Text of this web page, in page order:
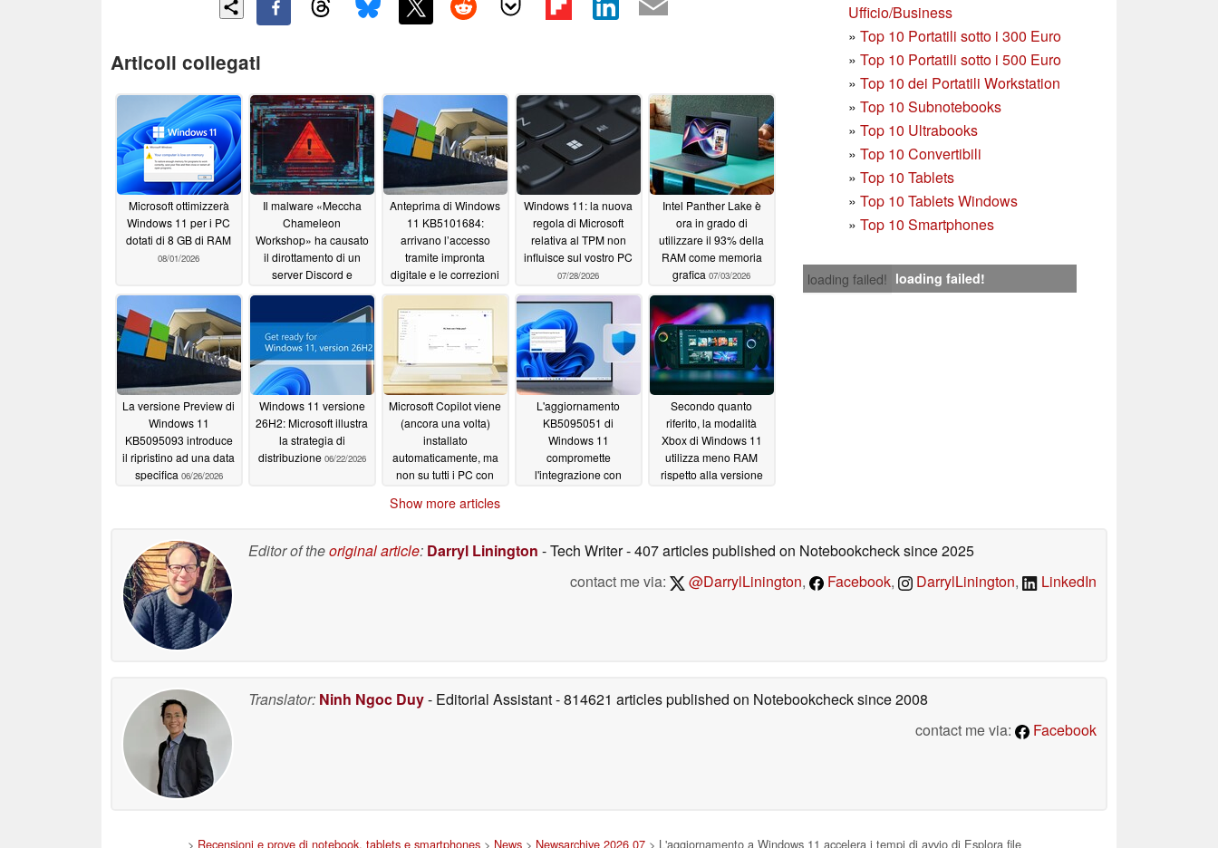
Ufficio/Business
» Top 10 Portatili sotto i 300 Euro
» Top 10 Portatili sotto i 500 Euro
» Top 10 dei Portatili Workstation
» Top 10 Subnotebooks
» Top 10 Ultrabooks
» Top 10 Convertibili
» Top 10 Tablets
» Top 10 Tablets Windows
» Top 10 Smartphones
loading failed! loading failed!
Articoli collegati
Microsoft ottimizzerà
Windows 11 per i PC
dotati di 8 GB di RAM
08/01/2026
Il malware «Meccha
Chameleon
Workshop» ha causato
il dirottamento di un
server Discord e
Anteprima di Windows
11 KB5101684:
arrivano l’accesso
tramite impronta
digitale e le correzioni
07/29/2026
Windows 11: la nuova
regola di Microsoft
relativa al TPM non
influisce sul vostro PC
07/28/2026
Intel Panther Lake è
ora in grado di
utilizzare il 93% della
RAM come memoria
grafica 07/03/2026
La versione Preview di
Windows 11
KB5095093 introduce
il ripristino ad una data
specifica 06/26/2026
Windows 11 versione
26H2: Microsoft illustra
la strategia di
distribuzione 06/22/2026
Microsoft Copilot viene
(ancora una volta)
installato
automaticamente, ma
non su tutti i PC con
L'aggiornamento
KB5095051 di
Windows 11
compromette
l'integrazione con
Secondo quanto
riferito, la modalità
Xbox di Windows 11
utilizza meno RAM
rispetto alla versione
miglioramento delle
prestazioni di gioco
06/16/2026
Show more articles
Editor of theoriginal article: Darryl Linington - Tech Writer- 407 articles published on Notebookchecksince 2025
contact me via:
@DarrylLinington, Facebook, DarrylLinington, LinkedIn
Translator: Ninh Ngoc Duy- Editorial Assistant- 814621 articles published on Notebookchecksince 2008
contact me via:
Facebook
> Recensioni e prove di notebook, tablets e smartphones > News > Newsarchive 2026 07 > L'aggiornamento a Windows 11 accelera i tempi di avvio di Esplora file